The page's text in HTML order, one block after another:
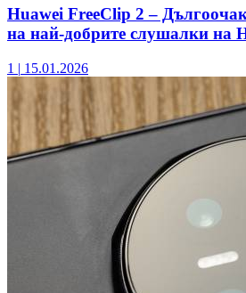
Huawei FreeClip 2 –
на най-добрите слушалки
1 | 15.01.2026